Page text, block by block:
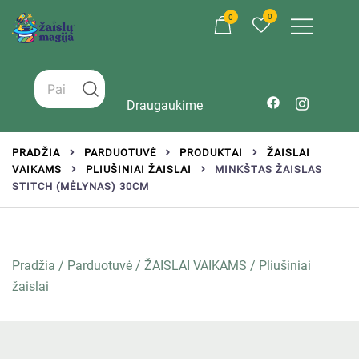
0 0
Draugaukime
PRADŽIA PARDUOTUVĖ PRODUKTAI
ŽAISLAI
VAIKAMS
PLIUŠINIAI ŽAISLAI
MINKŠTAS ŽAISLAS
STITCH (MĖLYNAS) 30CM
Pradžia / Parduotuvė / ŽAISLAI VAIKAMS / Pliušiniai
žaislai